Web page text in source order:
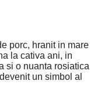
porc, hranit in mare
la cativa ani, in
si o nuanta rosiatica
un simbol al